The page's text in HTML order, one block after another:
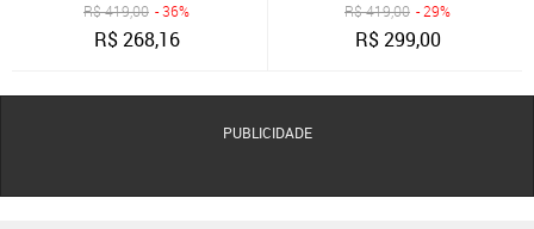
R$419,00 - 36%
R$268,16
R$419,00 - 29%
R$299,00
PUBLICIDADE